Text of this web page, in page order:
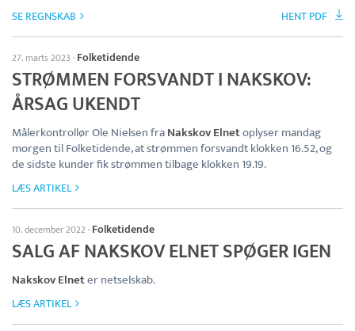
SE REGNSKAB HENT PDF
27. marts 2023 · Folketidende
STRØMMEN FORSVANDT I NAKSKOV:
ÅRSAG UKENDT
Målerkontrollør Ole Nielsen fraNakskov Elnetoplyser mandag
morgen til Folketidende, at strømmen forsvandt klokken 16.52, og
de sidste kunder fik strømmen tilbage klokken 19.19.
LÆS ARTIKEL
10. december 2022· Folketidende
SALG AF NAKSKOV ELNET SPØGER IGEN
Nakskov Elneter netselskab.
LÆS ARTIKEL